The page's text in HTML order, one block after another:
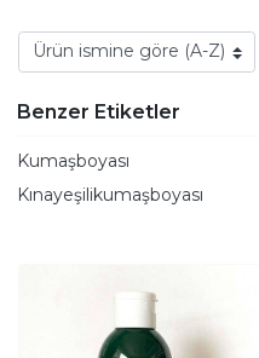
Benzer Etiketler
Kumaşboyası
Kınayeşilikumaşboyası